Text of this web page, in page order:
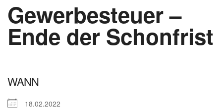
Gewerbesteuer –
Ende der Schonfrist
WANN
18.02.2022